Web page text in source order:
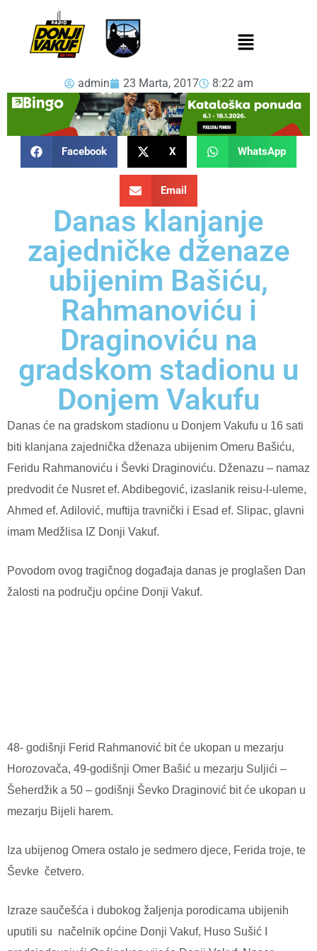
admin 23 Marta, 2017 8:22 am
Facebook X WhatsApp
Email
Danas klanjanje
zajedničke dženaze
ubijenim Bašiću,
Rahmanoviću i
Draginoviću na
gradskom stadionu u
Donjem Vakufu
Danas će na gradskom stadionu u Donjem Vakufu u 16 sati
biti klanjana zajednička dženaza ubijenim Omeru Bašiću,
Feridu Rahmanoviću i Ševki Draginoviću. Dženazu – namaz
predvodit će Nusret ef. Abdibegović, izaslanik reisu-l-uleme,
Ahmed ef. Adilović, muftija travnički i Esad ef. Slipac, glavni
imam Medžlisa IZ Donji Vakuf.
Povodom ovog tragičnog događaja danas je proglašen Dan
žalosti na području općine Donji Vakuf.
48- godišnji Ferid Rahmanović bit će ukopan u mezarju
Horozovača, 49-godišnji Omer Bašić u mezarju Suljići –
Šeherdžik a 50 – godišnji Ševko Draginović bit će ukopan u
mezarju Bijeli harem.
Iza ubijenog Omera ostalo je sedmero djece, Ferida troje, te
Ševke četvero.
Izraze saučešća i dubokog žaljenja porodicama ubijenih
uputili su načelnik općine Donji Vakuf, Huso Sušić I